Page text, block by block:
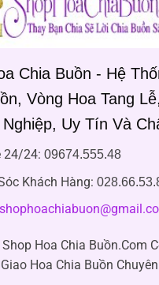
Chia Buồn - Hệ
Vòng Hoa Tang
Nghiệp, Uy Tín Và
24/24: 09674.555.48
Khách Hàng:
Hoa Chia Buồn.Com
Hoa Chia Buồn